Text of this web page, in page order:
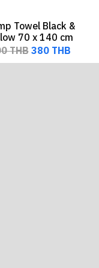
Towel Black &
70 x 140 cm
THB 380 THB